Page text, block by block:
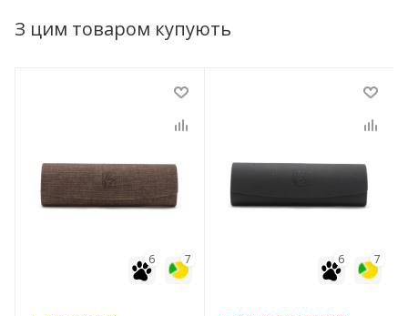
З цим товаром купують
7
6 7
6